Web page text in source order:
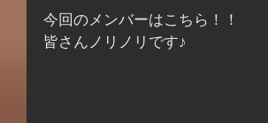
今回のメンバーはこちら！！
皆さんノリノリです♪